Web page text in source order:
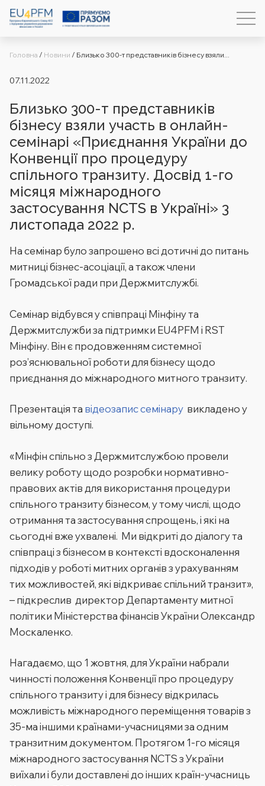
Головна / Новини / Близько 300-т представників бізнесу взяли...
07.11.2022
Близько 300-т представників
бізнесу взяли участь в онлайн-
семінарі «Приєднання України до
Конвенції про процедуру
спільного транзиту. Досвід 1-го
місяця міжнародного
застосування NCTS в Україні» 3
листопада 2022 р.
На семінар було запрошено всі дотичні до питань
митниці бізнес-асоціації, а також члени
Громадської ради при Держмитслужбі.
Семінар відбувся у співпраці Мінфіну та
Держмитслужби за підтримки EU4PFM і RST
Мінфіну. Він є продовженням системної
роз’яснювальної роботи для бізнесу щодо
приєднання до міжнародного митного транзиту.
Презентація та відеозапис семінару викладено у
вільному доступі.
«Мінфін спільно з Держмитслужбою провели
велику роботу щодо розробки нормативно-
правових актів для використання процедури
спільного транзиту бізнесом, у тому числі, щодо
отримання та застосування спрощень, і які на
сьогодні вже ухвалені. Ми відкриті до діалогу та
співпраці з бізнесом в контексті вдосконалення
підходів у роботі митних органів з урахуванням
тих можливостей, які відкриває спільний транзит»,
– підкреслив директор Департаменту митної
політики Міністерства фінансів України Олександр
Москаленко.
Нагадаємо, що 1 жовтня, для України набрали
чинності положення Конвенції про процедуру
спільного транзиту і для бізнесу відкрилась
можливість міжнародного переміщення товарів з
35-ма іншими країнами-учасницями за одним
транзитним документом. Протягом 1-го місяця
міжнародного застосування NCTS з України
виїхали і були доставлені до інших країн-учасниць